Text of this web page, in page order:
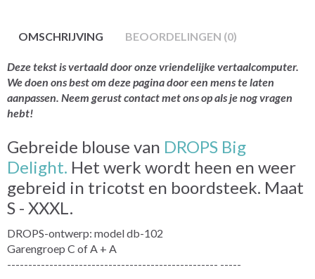
OMSCHRIJVING BEOORDELINGEN (0)
Deze tekst is vertaald door onze vriendelijke vertaalcomputer.
We doen ons best om deze pagina door een mens te laten
aanpassen. Neem gerust contact met ons op als je nog vragen
hebt!
Gebreide blouse van DROPS Big
Delight. Het werk wordt heen en weer
gebreid in tricotst en boordsteek. Maat
S - XXXL.
DROPS-ontwerp: model db-102
Garengroep C of A + A
-------------------------------------------------- -----